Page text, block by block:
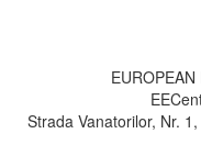
Strada Vanatorilor, Nr.